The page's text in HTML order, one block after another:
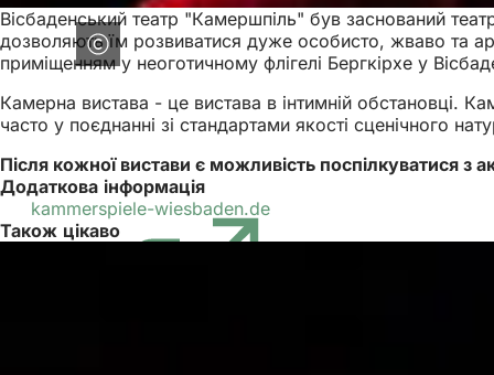
Вісбаденський театр "Камершпіль" був заснований
дозволяють їм розвиватися дуже особисто, жваво та
приміщенням у неоготичному флігелі Бергкірхе у
Камерна вистава - це вистава в інтимній обстановці.
часто у поєднанні зі стандартами якості сценічного
Після кожної вистави є можливість поспілкуватися з
Додаткова інформація
kammerspiele-wiesbaden.de
Також цікаво